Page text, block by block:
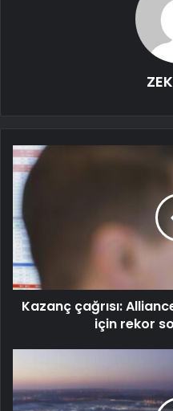
Kazanç çağrısı:
için rekor